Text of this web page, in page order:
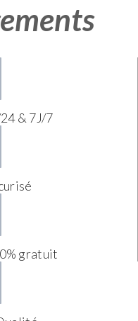
& 7J/7
gratuit